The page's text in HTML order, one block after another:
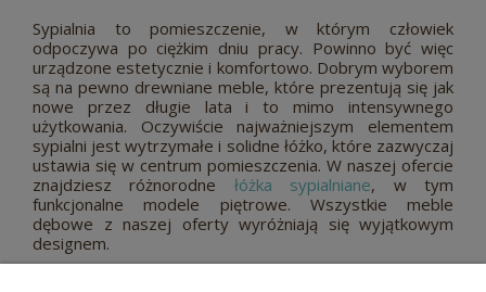
Sypialnia to pomieszczenie, w którym człowiek
odpoczywa po ciężkim dniu pracy. Powinno być więc
urządzone estetycznie i komfortowo. Dobrym wyborem
są na pewno drewniane meble, które prezentują się jak
nowe przez długie lata i to mimo intensywnego
użytkowania. Oczywiście najważniejszym elementem
sypialni jest wytrzymałe i solidne łóżko, które zazwyczaj
ustawia się w centrum pomieszczenia. W naszej ofercie
znajdziesz różnorodne łóżka sypialniane, w tym
funkcjonalne modele piętrowe. Wszystkie meble
dębowe z naszej oferty wyróżniają się wyjątkowym
designem.